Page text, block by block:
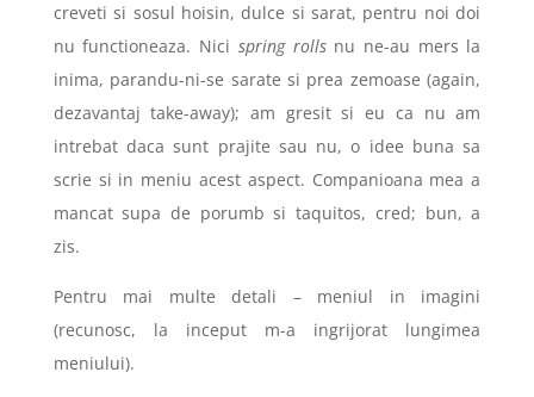
creveti si sosul hoisin, dulce si sarat, pentru noi doi
nu functioneaza. Nici spring rollsnu ne-au mers la
inima, parandu-ni-se sarate si prea zemoase (again,
dezavantaj take-away); am gresit si eu ca nu am
intrebat daca sunt prajite sau nu, o idee buna sa
scrie si in meniu acest aspect. Companioana mea a
mancat supa de porumb si taquitos, cred; bun, a
zis.
Pentru mai multe detali – meniul in imagini
(recunosc, la inceput m-a ingrijorat lungimea
meniului).